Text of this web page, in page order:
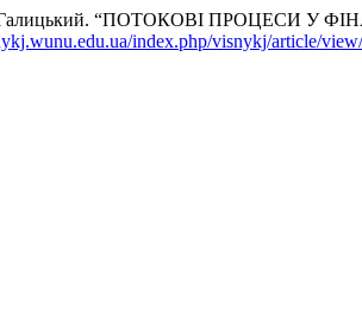
Галицький. “ПОТОКОВІ ПРОЦЕСИ У
index.php/visnykj/article/